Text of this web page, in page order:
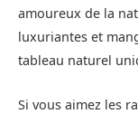
amoureux de la
luxuriantes et
tableau naturel
Si vous aimez les